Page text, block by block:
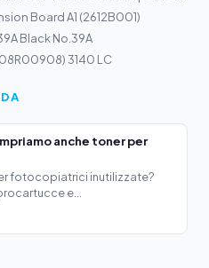
Board A1 (2612B001)
Black No.39A
3140 LC
anche toner per
fotocopiatrici inutilizzate?
e...